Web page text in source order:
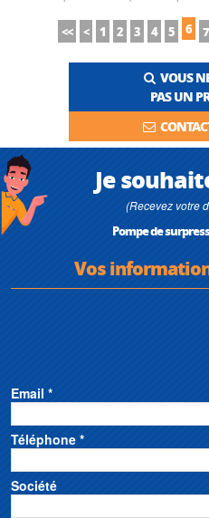
<< < 1 2 3 4 5 6 7
VOUS
PAS UN
Je
(Recevez votre
Pompe de
Vos
Email *
Téléphone *
Société